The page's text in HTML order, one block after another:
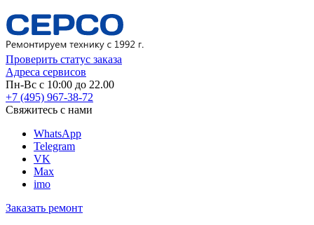
Проверить статус заказа
Адреса сервисов
Пн-Вс с 10:00 до 22.00
+7 (495) 967-38-72
Свяжитесь с нами
WhatsApp
Telegram
VK
Max
imo
Заказать ремонт